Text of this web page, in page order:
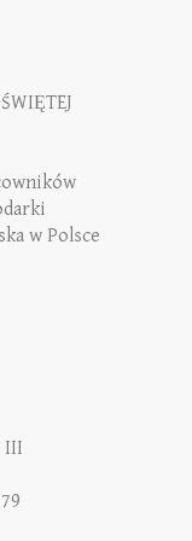
w Polsce
III